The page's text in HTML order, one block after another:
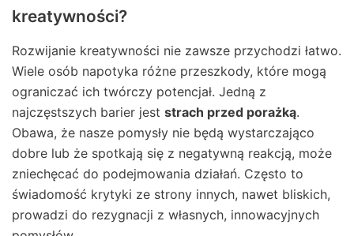
kreatywności?
Rozwijanie kreatywności nie zawsze przychodzi łatwo.
Wiele osób napotyka różne przeszkody, które mogą
ograniczać ich twórczy potencjał. Jedną z
najczęstszych barier jest strach przed porażką.
Obawa, że nasze pomysły nie będą wystarczająco
dobre lub że spotkają się z negatywną reakcją, może
zniechęcać do podejmowania działań. Często to
świadomość krytyki ze strony innych, nawet bliskich,
prowadzi do rezygnacji z własnych, innowacyjnych